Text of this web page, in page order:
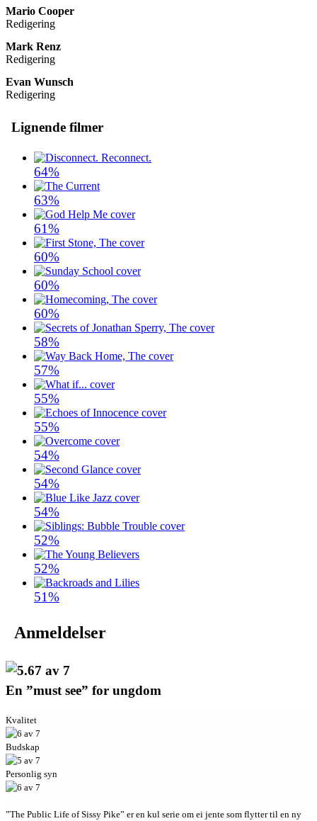
Mario Cooper
Redigering
Mark Renz
Redigering
Evan Wunsch
Redigering
Lignende filmer
64%
63%
61%
60%
60%
60%
58%
57%
55%
55%
54%
54%
54%
52%
52%
51%
Anmeldelser
En ”must see” for ungdom
Kvalitet
Budskap
Personlig syn
”The Public Life of Sissy Pike” er en kul serie om ei jente som flytter til en ny